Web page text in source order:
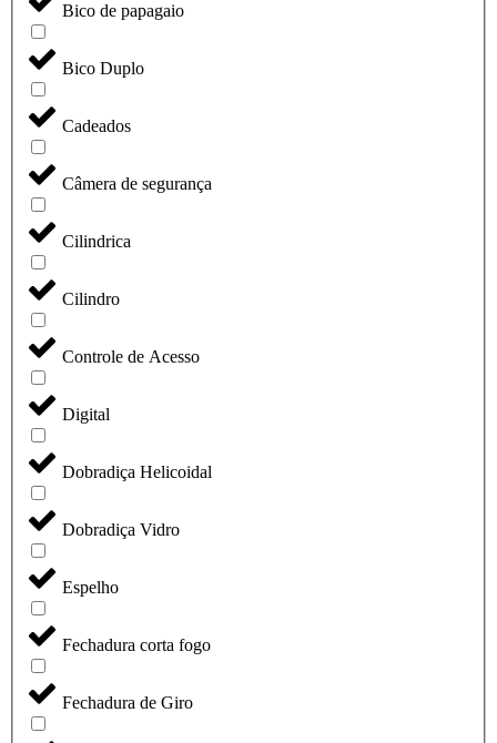
Bico de papagaio
Bico Duplo
Cadeados
Câmera de segurança
Cilindrica
Cilindro
Controle de Acesso
Digital
Dobradiça Helicoidal
Dobradiça Vidro
Espelho
Fechadura corta fogo
Fechadura de Giro